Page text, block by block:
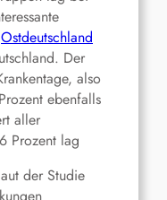
Ostdeutschland
Der
also
ebenfalls
aller
Prozent lag
der Studie